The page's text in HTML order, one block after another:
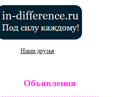
Наши друзья
Объявления